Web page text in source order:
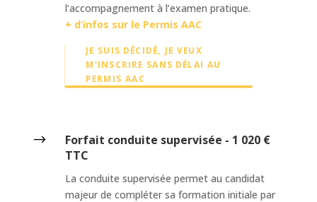
l’accompagnement à l’examen pratique.
+ d’infos sur le Permis AAC
JE SUIS DÉCIDÉ, JE VEUX
M'INSCRIRE SANS DÉLAI AU
PERMIS AAC
$
Forfait conduite supervisée - 1 020 €
TTC
La conduite supervisée permet au candidat
majeur de compléter sa formation initiale par